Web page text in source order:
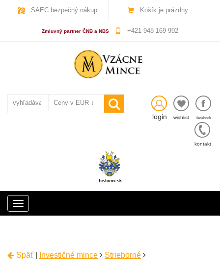
SAEC bezpečný nákup Košík je prázdny.
Zmluvný partner ČNB a NBS +421 948 169 992
login wishlist facebook
kontakt
Toggle
navigation
Späť Investičné mince Strieborné